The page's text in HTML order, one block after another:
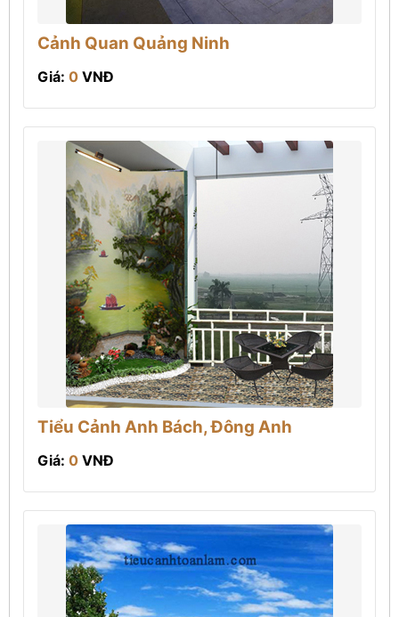
Cảnh Quan Quảng Ninh
Giá: 0 VNĐ
Tiểu Cảnh Anh Bách, Đông Anh
Giá: 0 VNĐ